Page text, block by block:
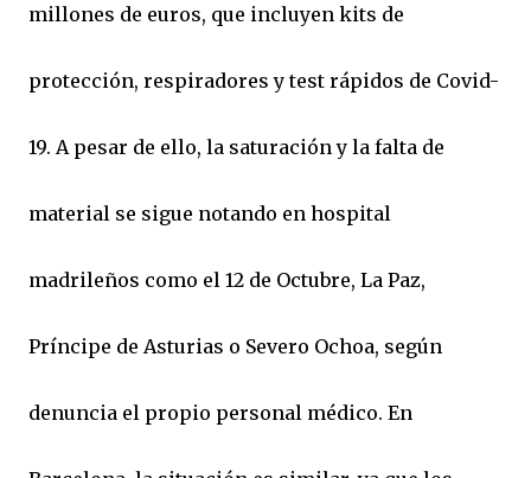
millones de euros, que incluyen kits de
protección, respiradores y test rápidos de Covid-
19. A pesar de ello, la saturación y la falta de
material se sigue notando en hospital
madrileños como el 12 de Octubre, La Paz,
Príncipe de Asturias o Severo Ochoa, según
denuncia el propio personal médico. En